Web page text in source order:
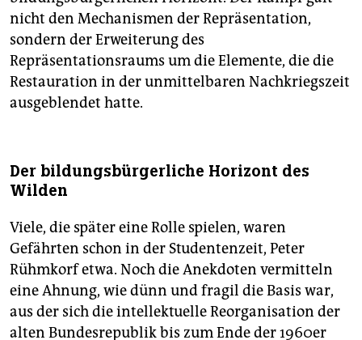
nicht den Mechanismen der Repräsentation,
sondern der Erweiterung des
Repräsentationsraums um die Elemente, die die
Restauration in der unmittelbaren Nachkriegszeit
ausgeblendet hatte.
Der bildungsbürgerliche Horizont des
Wilden
Viele, die später eine Rolle spielen, waren
Gefährten schon in der Studentenzeit, Peter
Rühmkorf etwa. Noch die Anekdoten vermitteln
eine Ahnung, wie dünn und fragil die Basis war,
aus der sich die intellektuelle Reorganisation der
alten Bundesrepublik bis zum Ende der 1960er